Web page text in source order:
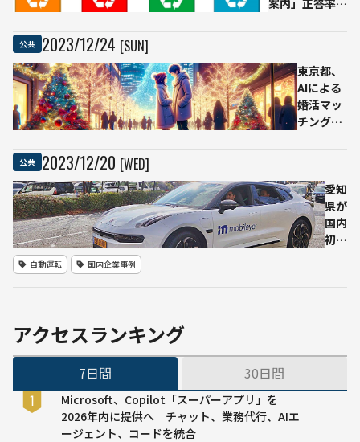
実証実験、
62.5％→94.1％
に改善していた
が
公共 2023/12/24 [SUN]
東京都、
AIによる
婚活マッ
チングサ
STORY」
無料提供
開始
公共 2023/12/20 [WED]
愛知
県が
国内
初、
でレ
２自
自動運転 国内企業事例
アクセスランキング
7日間 30日間
Microsoft、Copilot「スーパーアプリ」を
2026年内に提供へ チャット、業務代行、AIエ
ージェント、コードを統合